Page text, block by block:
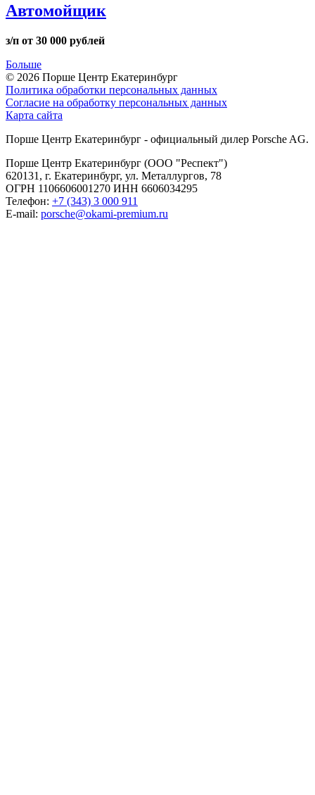
Автомойщик
з/п от 30 000 рублей
Больше
© 2026 Порше Центр Екатеринбург
Политика обработки персональных данных
Согласие на обработку персональных данных
Карта сайта
Порше Центр Екатеринбург - официальный дилер Porsche AG.
Порше Центр Екатеринбург (ООО "Респект")
620131, г. Екатеринбург, ул. Металлургов, 78
ОГРН 1106606001270 ИНН 6606034295
Телефон: +7 (343) 3 000 911
E-mail: porsche@okami-premium.ru